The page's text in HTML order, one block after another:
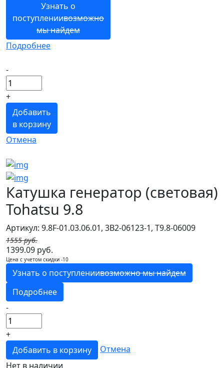
Узнать о
поступлениивозможно
мы найдем
Подробнее
-
+
Добавить
в корзину
Отмена
Катушка генератор (световая)
Tohatsu 9.8
Артикул: 9.8F-01.03.06.01, 3B2-06123-1, T9.8-06009
1555 руб.
1399.09 руб.
Цена с учетом скидки -10
Узнать о поступлениивозможно мы найдем
Подробнее
-
+
Добавить в корзину
Отмена
Нет в наличии